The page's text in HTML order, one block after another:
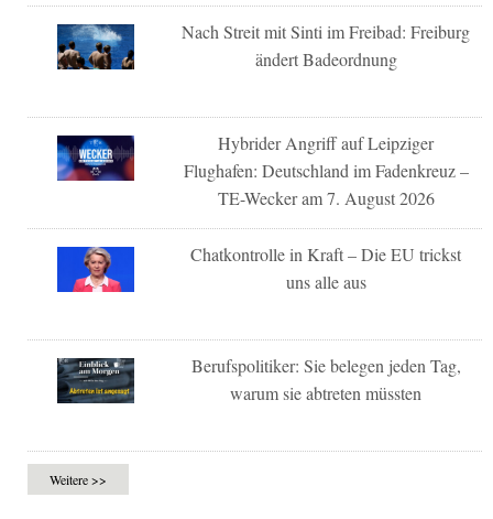
Nach Streit mit Sinti im Freibad: Freiburg
ändert Badeordnung
Hybrider Angriff auf Leipziger
Flughafen: Deutschland im Fadenkreuz –
TE-Wecker am 7. August 2026
Chatkontrolle in Kraft – Die EU trickst
uns alle aus
Berufspolitiker: Sie belegen jeden Tag,
warum sie abtreten müssten
Weitere >>